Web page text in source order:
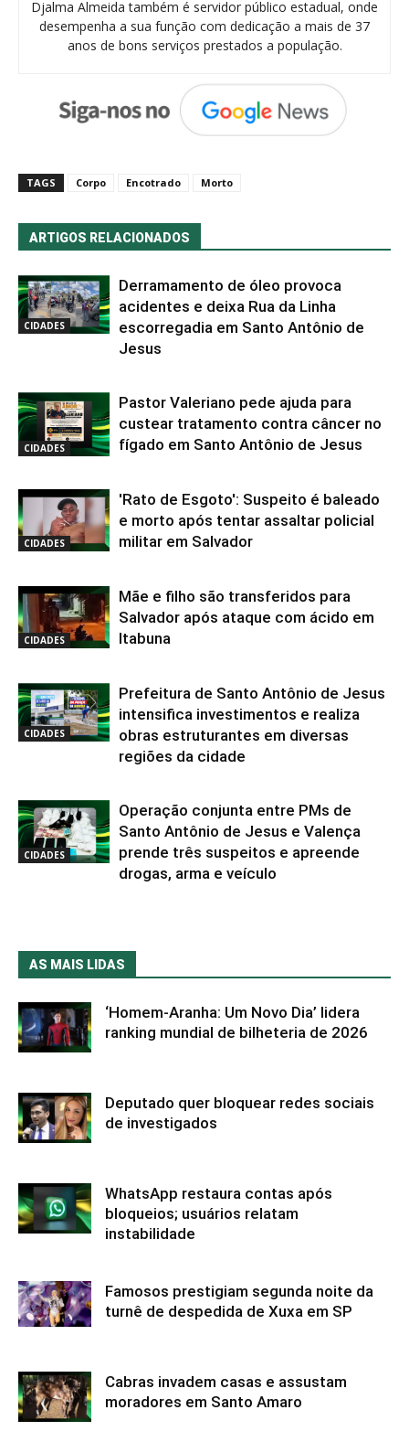
Djalma Almeida também é servidor público estadual, onde
desempenha a sua função com dedicação a mais de 37
anos de bons serviços prestados a população.
TAGS Corpo Encotrado Morto
ARTIGOS RELACIONADOS
CIDADES
Derramamento de óleo provoca
acidentes e deixa Rua da Linha
escorregadia em Santo Antônio de
Jesus
CIDADES
Pastor Valeriano pede ajuda para
custear tratamento contra câncer no
fígado em Santo Antônio de Jesus
CIDADES
'Rato de Esgoto': Suspeito é baleado
e morto após tentar assaltar policial
militar em Salvador
CIDADES
Mãe e filho são transferidos para
Salvador após ataque com ácido em
Itabuna
CIDADES
Prefeitura de Santo Antônio de Jesus
intensifica investimentos e realiza
obras estruturantes em diversas
regiões da cidade
CIDADES
Operação conjunta entre PMs de
Santo Antônio de Jesus e Valença
prende três suspeitos e apreende
drogas, arma e veículo
AS MAIS LIDAS
‘Homem-Aranha: Um Novo Dia’ lidera
ranking mundial de bilheteria de 2026
Deputado quer bloquear redes sociais
de investigados
WhatsApp restaura contas após
bloqueios; usuários relatam
instabilidade
Famosos prestigiam segunda noite da
turnê de despedida de Xuxa em SP
Cabras invadem casas e assustam
moradores em Santo Amaro